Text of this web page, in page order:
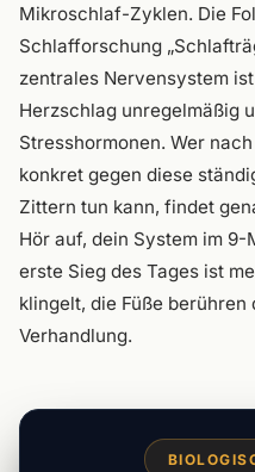
Mikroschlaf-Zyklen. Die
Schlafforschung
zentrales Nervensystem
Herzschlag unregelmäßig
Stresshormonen. Wer
konkret gegen diese
Zittern tun kann, findet
Hör auf, dein System im
erste Sieg des Tages ist
klingelt, die Füße berühren
Verhandlung.